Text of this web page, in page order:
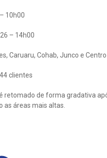
10h00
– 14h00
Caruaru, Cohab, Junco e Centro
clientes
retomado de forma gradativa
as áreas mais altas.